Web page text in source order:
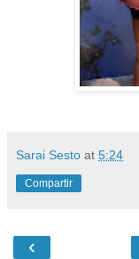
Sarai Sesto at 5:24
Compartir
‹